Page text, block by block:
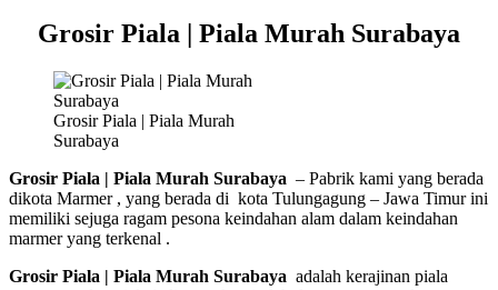
Grosir Piala | Piala Murah Surabaya
Grosir Piala | Piala Murah
Surabaya
Grosir Piala | Piala Murah Surabaya – Pabrik kami yang berada
dikota Marmer , yang berada di kota Tulungagung – Jawa Timur ini
memiliki sejuga ragam pesona keindahan alam dalam keindahan
marmer yang terkenal .
Grosir Piala | Piala Murah Surabaya adalah kerajinan piala